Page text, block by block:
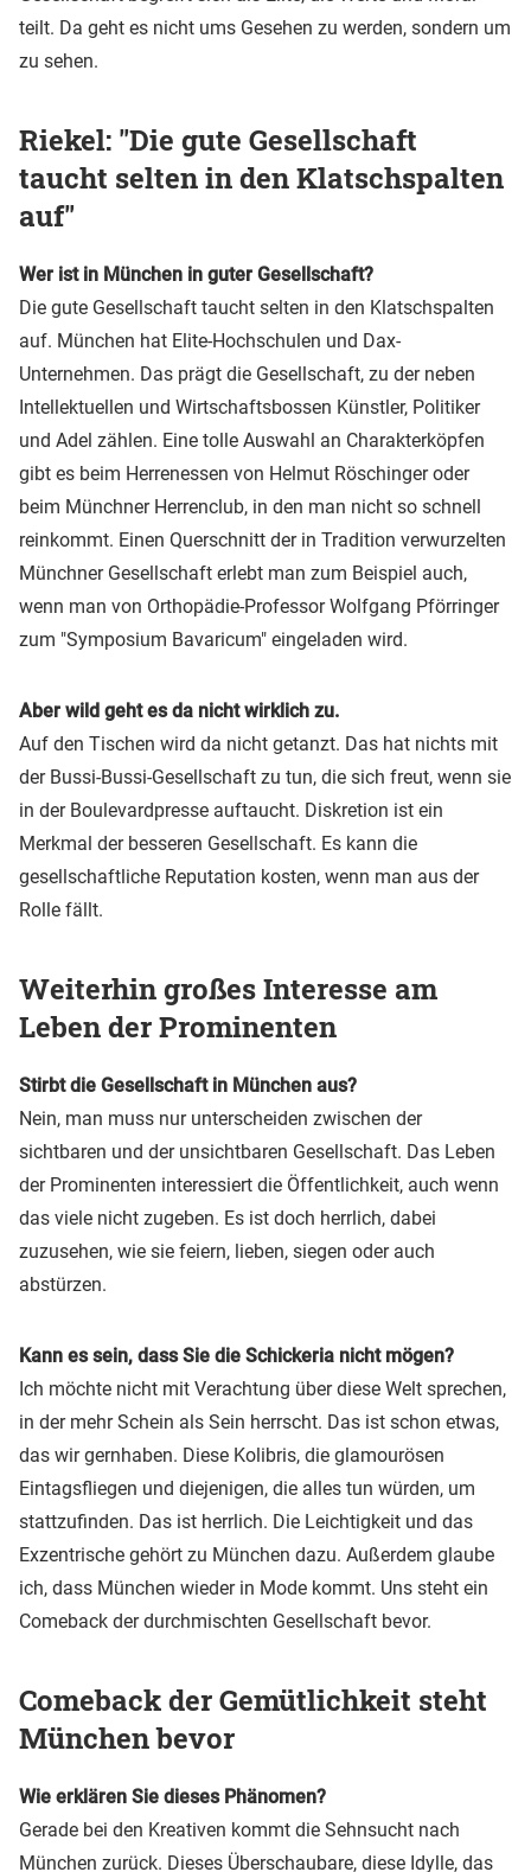
teilt. Da geht es nicht ums Gesehen zu werden, sondern um
zu sehen.
Riekel: "Die gute Gesellschaft
taucht selten in den Klatschspalten
auf"
Wer ist in München in guter Gesellschaft?
Die gute Gesellschaft taucht selten in den Klatschspalten
auf. München hat Elite-Hochschulen und Dax-
Unternehmen. Das prägt die Gesellschaft, zu der neben
Intellektuellen und Wirtschaftsbossen Künstler, Politiker
und Adel zählen. Eine tolle Auswahl an Charakterköpfen
gibt es beim Herrenessen von Helmut Röschinger oder
beim Münchner Herrenclub, in den man nicht so schnell
reinkommt. Einen Querschnitt der in Tradition verwurzelten
Münchner Gesellschaft erlebt man zum Beispiel auch,
wenn man von Orthopädie-Professor Wolfgang Pförringer
zum "Symposium Bavaricum" eingeladen wird.
Aber wild geht es da nicht wirklich zu.
Auf den Tischen wird da nicht getanzt. Das hat nichts mit
der Bussi-Bussi-Gesellschaft zu tun, die sich freut, wenn sie
in der Boulevardpresse auftaucht. Diskretion ist ein
Merkmal der besseren Gesellschaft. Es kann die
gesellschaftliche Reputation kosten, wenn man aus der
Rolle fällt.
Weiterhin großes Interesse am
Leben der Prominenten
Stirbt die Gesellschaft in München aus?
Nein, man muss nur unterscheiden zwischen der
sichtbaren und der unsichtbaren Gesellschaft. Das Leben
der Prominenten interessiert die Öffentlichkeit, auch wenn
das viele nicht zugeben. Es ist doch herrlich, dabei
zuzusehen, wie sie feiern, lieben, siegen oder auch
abstürzen.
Kann es sein, dass Sie die Schickeria nicht mögen?
Ich möchte nicht mit Verachtung über diese Welt sprechen,
in der mehr Schein als Sein herrscht. Das ist schon etwas,
das wir gernhaben. Diese Kolibris, die glamourösen
Eintagsfliegen und diejenigen, die alles tun würden, um
stattzufinden. Das ist herrlich. Die Leichtigkeit und das
Exzentrische gehört zu München dazu. Außerdem glaube
ich, dass München wieder in Mode kommt. Uns steht ein
Comeback der durchmischten Gesellschaft bevor.
Comeback der Gemütlichkeit steht
München bevor
Wie erklären Sie dieses Phänomen?
Gerade bei den Kreativen kommt die Sehnsucht nach
München zurück. Dieses Überschaubare, diese Idylle, das